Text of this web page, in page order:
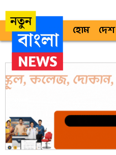
হোম দেশ